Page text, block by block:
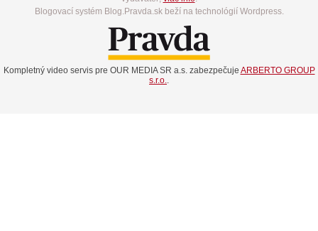
Blogovací systém Blog.Pravda.sk beží na technológií Wordpress.
Kompletný video servis pre OUR MEDIA SR a.s. zabezpečuje ARBERTO GROUP
s.r.o.